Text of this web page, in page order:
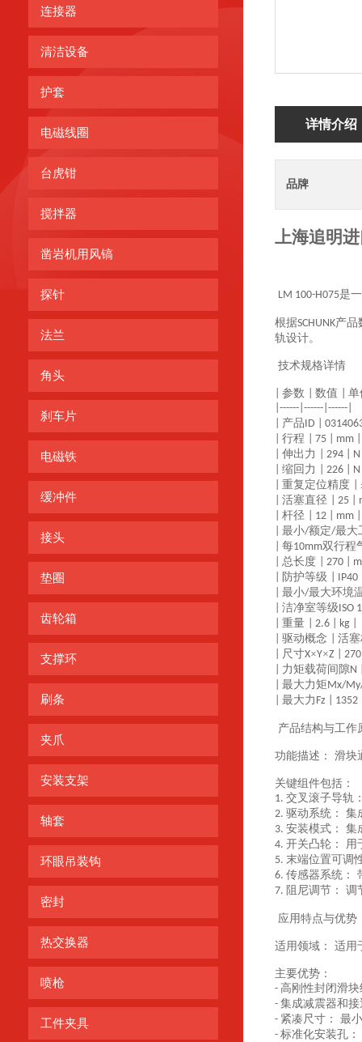
连接器
清洁设备
护套
电磁线圈
台虎钳
搅拌器
凿岩机用风镐
探针
法兰
角头
刹车片
电磁铁
缓冲件
接头
垫圈
齿轮箱
支撑环
刷条
夹爪
安装支架
轴套
环眼吊装钩
密封
热交换器
喷枪
工件夹具
详情介绍
品牌
上海追明
LM 100-H075是
根据SCHUNK产品
轨设计。
技术规格详情
参数 数值
|------|------|------|
产品ID |
行程
| 75 | mm |
伸出力
| 294 |
缩回力
| 226 |
重复定位精度
活塞直径
| 25 |
杆径
| 12 | mm |
最小/额定/最大
每10mm双行程
总长度
| 270 |
防护等级
|
最小/最大环境
洁净室等级ISO
重量
| 2.6 | kg |
驱动概念
活
尺寸X×Y×Z | 270
力矩载荷间隙N
最大力矩Mx/
最大力 Fz |
产品结构与工作
功能描述： 滑块
关键组件包括：
1. 交叉滚子导轨
2. 驱动系统： 集
3. 安装模式： 集
4. 开关凸轮： 用
5. 末端位置可调
6. 传感器系统：
7. 阻尼调节： 调
应用特点与优势
适用领域： 适用
主要优势：
- 高刚性封闭滑
- 集成减震器和
- 紧凑尺寸： 最
- 标准化安装孔